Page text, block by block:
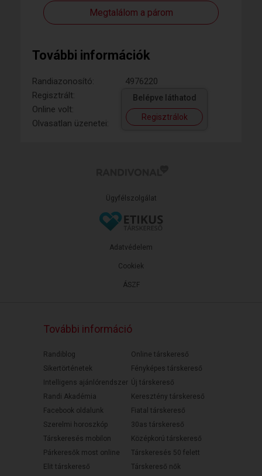
Megtalálom a párom
További információk
Randiazonosító:
4976220
Regisztrált:
Online volt:
Olvasatlan üzenetei:
Belépve láthatod
Regisztrálok
Ügyfélszolgálat
ÁSZF
Adatvédelem
Cookiek
További információ
Randiblog
Sikertörténetek
Intelligens ajánlórendszer
Randi Akadémia
Facebook oldalunk
Szerelmi horoszkóp
Társkeresés mobilon
Párkeresők most online
Elit társkereső
Online társkereső
Fényképes társkereső
Új társkereső
Keresztény társkereső
Fiatal társkereső
30as társkereső
Középkorú társkereső
Társkeresés 50 felett
Társkereső nők